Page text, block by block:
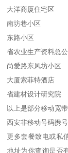
大洋商厦住宅区
南坊巷小区
东路小区
省农业生产资料总公
尚爱路东风坊小区
大厦索菲特酒店
省建材设计研究院
以上是部分移动宽
西安非移动号码携
更多套餐致电或私
地址为你查询是否